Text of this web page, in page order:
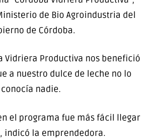
de Bio Agroindustria del
de Córdoba.
Vidriera Productiva nos benefició
a nuestro dulce de leche no lo
conocía nadie.
el programa fue más fácil llegar
indicó la emprendedora.